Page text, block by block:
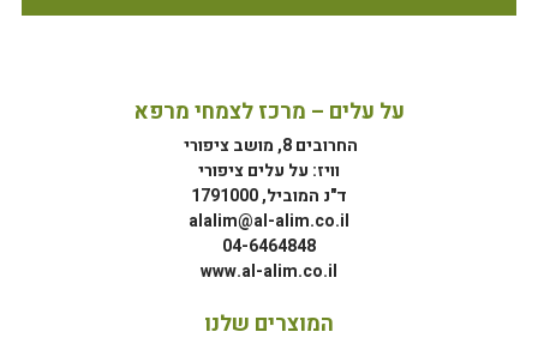
על עלים – מרכז לצמחי מרפא
החרובים 8, מושב ציפורי
וויז: על עלים ציפורי
ד"נ המוביל, 1791000
alalim@al-alim.co.il
04-6464848
www.al-alim.co.il
המוצרים שלנו